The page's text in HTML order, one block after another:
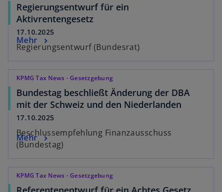
Regierungsentwurf für ein
Aktivrentengesetz
17.10.2025
Regierungsentwurf (Bundesrat)
Mehr
KPMG Tax News - Gesetzgebung
Bundestag beschließt Änderung der DBA
mit der Schweiz und den Niederlanden
17.10.2025
Beschlussempfehlung Finanzausschuss
(Bundestag)
Mehr
KPMG Tax News - Gesetzgebung